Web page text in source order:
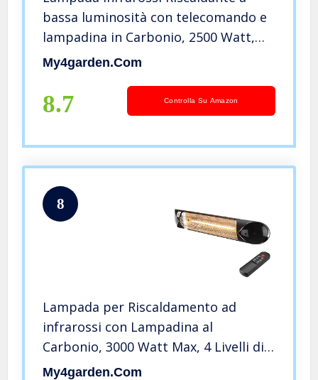
bassa luminosità con telecomando e
lampadina in Carbonio, 2500 Watt,
IP55, 4 Livelli di Potenza, Interno e
Nero
My4garden.com
8.7 Controlla Su Amazon
8
Lampada per Riscaldamento ad
infrarossi con Lampadina al
Carbonio, 3000 Watt Max, 4 Livelli di
Potenza, Blaze3000
My4garden.com